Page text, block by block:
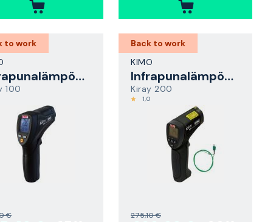
to work
Infrapunalämpömittari
100
€
Back to work
KIMO
Infrapunalämpömittari
Kiray 200
1,0
275,10 €